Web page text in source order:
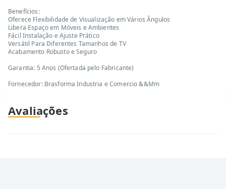
Benefícios:
Oferece Flexibilidade de Visualização em Vários Ângulos
Libera Espaço em Móveis e Ambientes
Fácil Instalação e Ajuste Prático
Versátil Para Diferentes Tamanhos de TV
Acabamento Robusto e Seguro
Garantia: 5 Anos (Ofertada pelo Fabricante)
Fornecedor: Brasforma Industria e Comercio &&Mm
Avaliações